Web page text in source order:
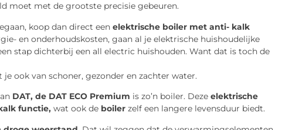
moet met de grootste precisie gebeuren.
koop dan direct een elektrische boiler met anti- kalk
en onderhoudskosten, gaan al je elektrische huishoudelijke
stap dichterbij een all electric huishouden. Want dat is toch de
ook van schoner, gezonder en zachter water.
DAT, de DAT ECO Premium is zo’n boiler. Deze elektrische
functie,wat ook de boilerzelf een langere levensduur biedt.